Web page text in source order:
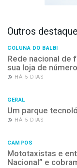
Outros
COLUNA DO BALBI
Rede nacional de
sua loja de
HÁ 5 DIAS
GERAL
Um parque
HÁ 5 DIAS
CAMPOS
Mototaxistas e
Nacional” e